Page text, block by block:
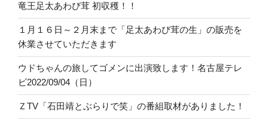
竜王足太あわび茸 初収穫！！
１月１６日～２月末まで「足太あわび茸の生」の販売を
休業させていただきます
ウドちゃんの旅してゴメンに出演致します！名古屋テレ
ビ2022/09/04（日）
ＺTV「石田靖とぶらりで笑」の番組取材がありました！